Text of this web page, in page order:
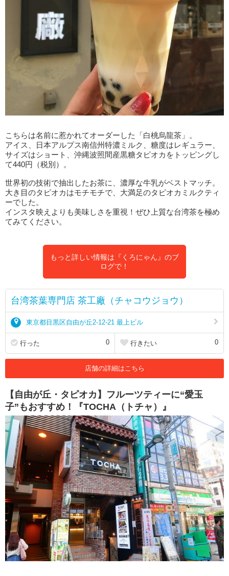
こちらは名前に惹かれてオーダーした「白桃烏龍茶」。
アイス、日本アルプス南信州特濃ミルク、糖度はレギュラー、
サイズはショート、沖縄波照間産黒糖タピオカをトッピングし
て440円（税別）。
世界初の技術で抽出したお茶に、濃厚な牛乳がベストマッチ。
大き目のタピオカはモチモチで、大満足のタピオカミルクティ
ーでした。
インスタ映えよりも美味しさを重視！ぜひ上質な台湾茶を極め
てみてください。
もっと詳しい情報は『くろにゃん』のブ
ログで！
台湾茶葉専門店 茶工廠（チャコウジョウ）
東京都目黒区自由が丘2-12-21 最上ビル
行った 0 行きたい 0
店舗の詳細はこちら
【自由が丘・タピオカ】フルーツティーに“愛玉
子”もおすすめ！『TOCHA（トチャ）』